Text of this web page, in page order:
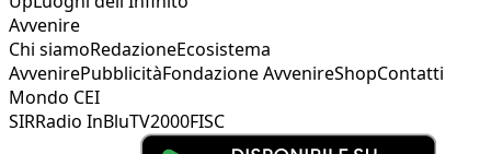
Avvenire
Chi siamoRedazioneEcosistema
AvvenirePubblicitàFondazione AvvenireShopContatti
Mondo CEI
SIRRadio InBluTV2000FISC